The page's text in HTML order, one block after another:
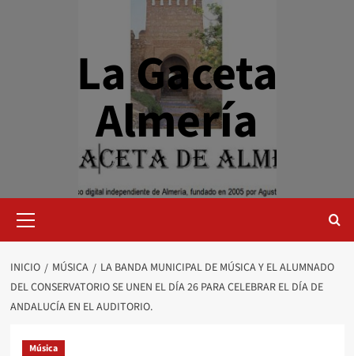
La Gaceta
Almería
primario
INICIO MÚSICA
LA BANDA MUNICIPAL DE MÚSICA Y EL ALUMNADO
DEL CONSERVATORIO SE UNEN EL DÍA 26 PARA CELEBRAR EL DÍA DE
ANDALUCÍA EN EL AUDITORIO.
Música